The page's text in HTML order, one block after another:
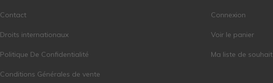
Contact
Droits internationaux
Politique De Confidentialité
Conditions Générales de vente
Connexion
Voir le panier
Ma liste de souhait